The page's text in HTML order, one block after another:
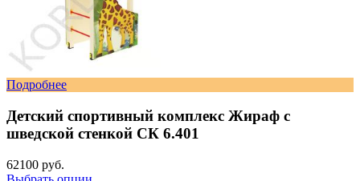
Подробнее
Детский спортивный комплекс Жираф с
шведской стенкой СК 6.401
62100 руб.